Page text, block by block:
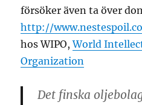
försöker även ta över
http://
hos WIPO,World
Organization
Det finska